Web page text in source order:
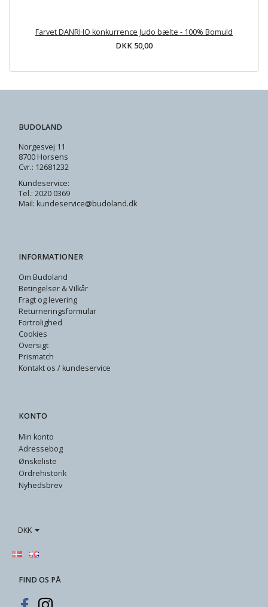
Farvet DANRHO konkurrence Judo bælte - 100% Bomuld
DKK 50,00
BUDOLAND
Norgesvej 11
8700 Horsens
Cvr.: 12681232
Kundeservice:
Tel.: 2020 0369
Mail: kundeservice@budoland.dk
INFORMATIONER
Om Budoland
Betingelser & Vilkår
Fragt og levering
Returneringsformular
Fortrolighed
Cookies
Oversigt
Prismatch
Kontakt os / kundeservice
KONTO
Min konto
Adressebog
Ønskeliste
Ordrehistorik
Nyhedsbrev
DKK
FIND OS PÅ